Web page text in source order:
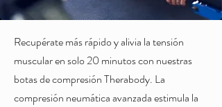
Recupérate más rápido y alivia la tensión
muscular en solo 20 minutos con nuestras
botas de compresión Therabody. La
compresión neumática avanzada estimula la